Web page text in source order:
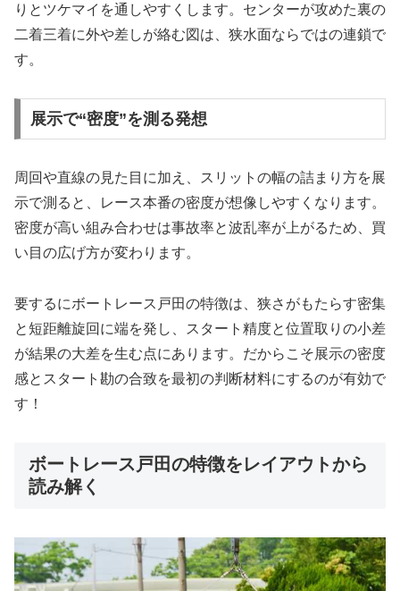
りとツケマイを通しやすくします。センターが攻めた裏の
二着三着に外や差しが絡む図は、狭水面ならではの連鎖で
す。
展示で“密度”を測る発想
周回や直線の見た目に加え、スリットの幅の詰まり方を展
示で測ると、レース本番の密度が想像しやすくなります。
密度が高い組み合わせは事故率と波乱率が上がるため、買
い目の広げ方が変わります。
要するにボートレース戸田の特徴は、狭さがもたらす密集
と短距離旋回に端を発し、スタート精度と位置取りの小差
が結果の大差を生む点にあります。だからこそ展示の密度
感とスタート勘の合致を最初の判断材料にするのが有効で
す！
ボートレース戸田の特徴をレイアウトから
読み解く